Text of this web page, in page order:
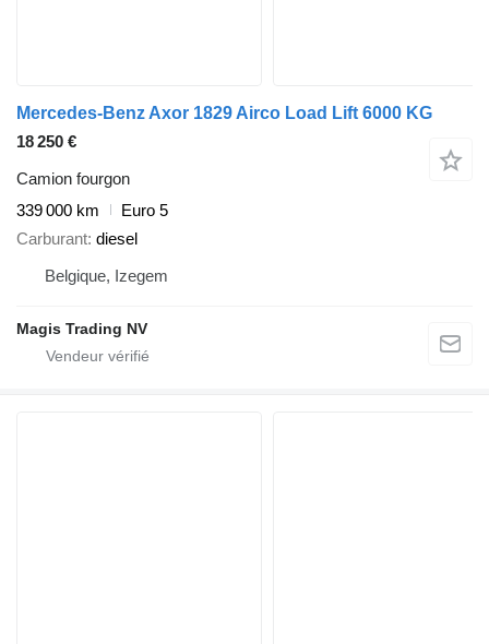
Mercedes-Benz Axor 1829 Airco Load Lift 6000 KG
18 250 €
Camion fourgon
339 000 km
Euro 5
Carburant diesel
Belgique, Izegem
Magis Trading NV